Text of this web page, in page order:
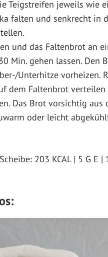
Teigstreifen jeweils wie
falten und senkrecht in
und das Faltenbrot an
Min. gehen lassen. Den
Unterhitze vorheizen.
dem Faltenbrot
Das Brot vorsichtig aus
oder leicht
203 KCAL | 5 G E |